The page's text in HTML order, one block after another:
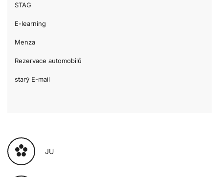
STAG
E-learning
Menza
Rezervace automobilů
starý E-mail
JU